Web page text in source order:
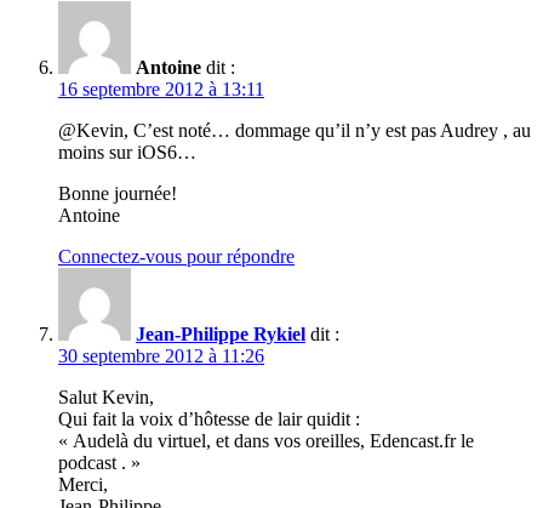
Antoine dit :
16 septembre 2012 à 13:11
@Kevin, C’est noté… dommage qu’il n’y est pas Audrey , au
moins sur iOS6…
Bonne journée!
Antoine
Connectez-vous pour répondre
Jean-Philippe Rykiel dit :
30 septembre 2012 à 11:26
Salut Kevin,
Qui fait la voix d’hôtesse de lair quidit :
« Audelà du virtuel, et dans vos oreilles, Edencast.fr le
podcast . »
Merci,